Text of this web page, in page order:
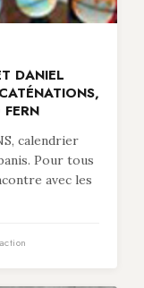
DANIEL
calendrier
Pour tous
avec les